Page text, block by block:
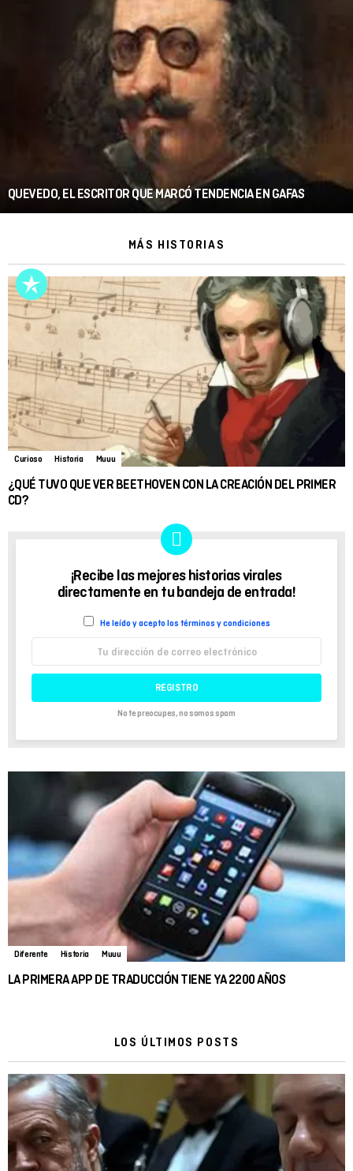
QUEVEDO, EL ESCRITOR QUE MARCÓ TENDENCIA EN GAFAS
MÁS HISTORIAS
Curioso Historia Muuu
¿QUÉ TUVO QUE VER BEETHOVEN CON LA CREACIÓN DEL PRIMER
CD?
NEWSLETTER
¡Recibe las mejores historias virales
directamente en tu bandeja de entrada!
He leído y acepto los términos y condiciones
correo
No te preocupes, no somos spam
Diferente Historia Muuu
LA PRIMERA APP DE TRADUCCIÓN TIENE YA 2200 AÑOS
LOS ÚLTIMOS POSTS